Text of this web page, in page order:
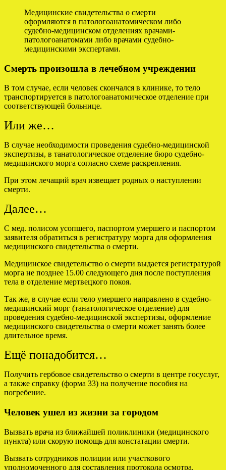
Медицинские свидетельства о смерти
оформляются в патологоанатомическом либо
судебно-медицинском отделениях врачами-
патологоанатомами либо врачами судебно-
медицинскими экспертами.
Смерть произошла в лечебном учреждении
В том случае, если человек скончался в клинике, то тело
транспортируется в патологоанатомическое отделение при
соответствующей больнице.
Или же…
В случае необходимости проведения судебно-медицинской
экспертизы, в танатологическое отделение бюро судебно-
медицинского морга согласно схеме раскрепления.
При этом лечащий врач извещает родных о наступлении
смерти.
Далее…
С мед. полисом усопшего, паспортом умершего и паспортом
заявителя обратиться в регистратуру морга для оформления
медицинского свидетельства о смерти.
Медицинское свидетельство о смерти выдается регистратурой
морга не позднее 15.00 следующего дня после поступления
тела в отделение мертвецкого покоя.
Так же, в случае если тело умершего направлено в судебно-
медицинский морг (танатологическое отделение) для
проведения судебно-медицинской экспертизы, оформление
медицинского свидетельства о смерти может занять более
длительное время.
Ещё понадобится…
Получить гербовое свидетельство о смерти в центре госуслуг,
а также справку (форма 33) на получение пособия на
погребение.
Человек ушел из жизни за городом
Вызвать врача из ближайшей поликлиники (медицинского
пункта) или скорую помощь для констатации смерти.
Вызвать сотрудников полиции или участкового
уполномоченного для составления протокола осмотра.